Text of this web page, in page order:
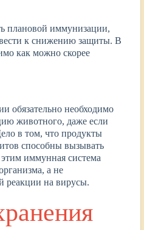
плановой иммунизации,
к снижению защиты. В
как можно скорее
обязательно необходимо
животного, даже если
в том, что продукты
способны вызывать
иммунная система
а не
реакции на вирусы.